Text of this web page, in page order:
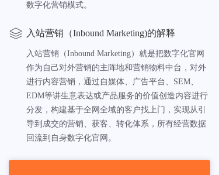
数字化营销模式。
入站营销（Inbound Marketing)的解释
入站营销（Inbound Marketing）就是把数字化官网
作为自己对外营销的主阵地和营销物料中台，对外
进行内容营销，通过自媒体、广告平台、SEM、
EDM等讲生意表达或产品服务的价值创造内容进行
分发，构建基于全网全域的客户找上门，实现从引
导到成交的营销、获客、转化体系，所有经营数据
回流到自身数字化官网。